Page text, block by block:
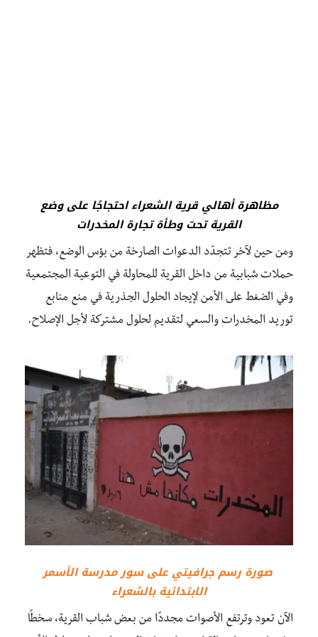
مظاهرة أهالي قرية الشعراء احتجاجًا على وضع
القرية تحت وطأة تجارة المخدرات
ومن حين لآخر تتجدّد الدعوات الصارخة من بؤس الوضع، فتظهر
حملات شبابية من داخل القرية للمحاولة في التوعية المجتمعية
وفي الضغط على الأمن لإيجاد الحلول الجذرية في منع منابع
توريد المخدرات والسعي لتقديم لحلول مشتركة لأجل الإصلاح.
صورة رسم جرافيتي على سور مدرسة الأسمر
الابتدائية بالشعراء
الآن تعود وترتفع الأصوات مجددًا من بعض شباب القرية، سخطًا